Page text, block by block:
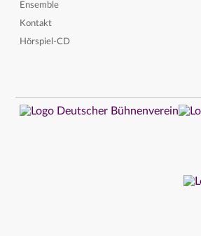
Ensemble
Kontakt
Hörspiel-CD